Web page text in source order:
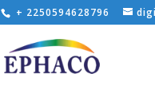
+ 2250594628796